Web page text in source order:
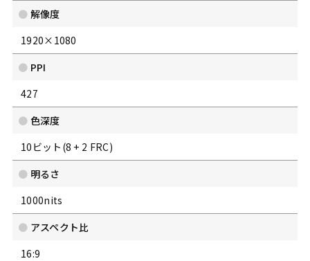
解像度
1920×1080
PPI
427
色深度
10ビット(8 + 2 FRC)
明るさ
1000nits
アスペクト比
16:9